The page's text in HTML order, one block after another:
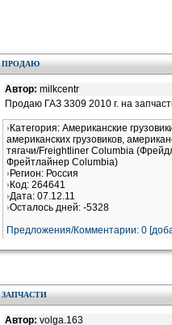
ПРОДАЮ
Автор: milkcentr
Продаю ГАЗ 3309 2010 г. на
Категория: Американские
американских грузовиков,
тягачи/Freightliner Columbia
Фрейтлайнер Columbia)
Регион: Россия
Код: 264641
Дата: 07.12.11
Осталось дней: -5328
Предложения/Комментарии: 0
ЗАПЧАСТИ
Автор: volga.163